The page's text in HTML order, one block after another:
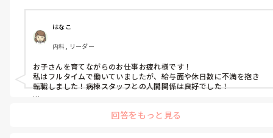
車で飲んで〜でもよし！
大事なのは、
自分を大事にすることです
(〃⌒ー⌒)ゞ
はなこ
内科, リーダー
お子さんを育てながらのお仕事お疲れ様です！
私はフルタイムで働いていましたが、給与面や休日数に不満を抱き
転職しました！病棟スタッフとの人間関係は良好でした！
見出せません…。仕事内容も楽で、人間関係も良好なんですけど
回答をもっと見る